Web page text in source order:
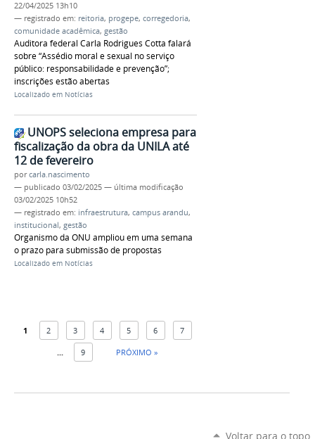
22/04/2025 13h10
— registrado em: reitoria, progepe, corregedoria,
comunidade acadêmica, gestão
Auditora federal Carla Rodrigues Cotta falará
sobre “Assédio moral e sexual no serviço
público: responsabilidade e prevenção”;
inscrições estão abertas
Localizado em Notícias
UNOPS seleciona empresa para
fiscalização da obra da UNILA até
12 de fevereiro
porcarla.nascimento
— publicado 03/02/2025 — última modificação
03/02/2025 10h52
— registrado em: infraestrutura, campus arandu,
institucional, gestão
Organismo da ONU ampliou em uma semana
o prazo para submissão de propostas
Localizado em Notícias
1 2 3 4 5 6 7
9 PRÓXIMO »
Voltar para o topo